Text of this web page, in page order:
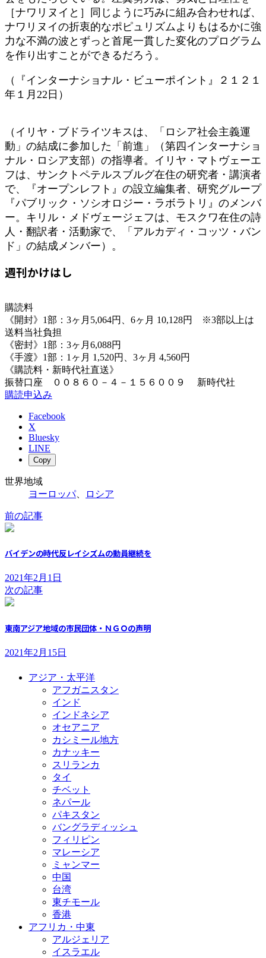
［ナワリヌイと］同じように巧みに組み合わせれば、
ナワリヌイの折衷的なポピュリズムよりもはるかに強
力な不満の波とずっと首尾一貫した変化のプログラム
を作り出すことができるだろう。
（『インターナショナル・ビューポイント』２１２１
年１月22日）
（イリヤ・ブドライツキスは、「ロシア社会主義運
動」の結成に参加した「前進」（第四インターナショ
ナル・ロシア支部）の指導者。イリヤ・マトヴェーエ
フは、サンクトペテルスブルグ在住の研究者・講演者
で、『オープンレフト』の設立編集者、研究グループ
『パブリック・ソシオロジー・ラボラトリ』のメンバ
ー。キリル・メドヴェージェフは、モスクワ在住の詩
人・翻訳者・活動家で、「アルカディ・コッツ・バン
ド」の結成メンバー）。
週刊かけはし
購読料
《開封》1部：3ヶ月5,064円、6ヶ月 10,128円 ※3部以上は
送料当社負担
《密封》1部：3ヶ月6,088円
《手渡》1部：1ヶ月 1,520円、3ヶ月 4,560円
《購読料・新時代社直送》
振替口座 ００８６０－４－１５６００９ 新時代社
購読申込み
Facebook
X
Bluesky
LINE
Copy
世界地域
ヨーロッパ、 ロシア
前の記事
バイデンの時代反レイシズムの動員継続を
2021年2月1日
次の記事
東南アジア地域の市民団体・ＮＧＯの声明
2021年2月15日
アジア・太平洋
アフガニスタン
インド
インドネシア
オセアニア
カシミール地方
カナッキー
スリランカ
タイ
チベット
ネパール
パキスタン
バングラディッシュ
フィリピン
マレーシア
ミャンマー
中国
台湾
東チモール
香港
アフリカ・中東
アルジェリア
イスラエル